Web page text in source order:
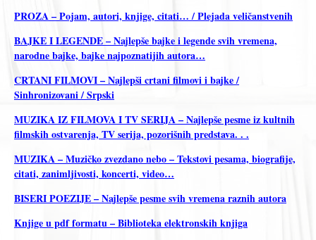
PROZA – Pojam, autori, knjige, citati… / Plejada veličanstvenih
BAJKE I LEGENDE – Najlepše bajke i legende svih vremena,
narodne bajke, bajke najpoznatijih autora…
CRTANI FILMOVI – Najlepši crtani filmovi i bajke /
Sinhronizovani / Srpski
MUZIKA IZ FILMOVA I TV SERIJA – Najlepše pesme iz kultnih
filmskih ostvarenja, TV serija, pozorišnih predstava. . .
MUZIKA – Muzičko zvezdano nebo – Tekstovi pesama, biografije,
citati, zanimljivosti, koncerti, video…
BISERI POEZIJE – Najlepše pesme svih vremena raznih autora
Knjige u pdf formatu – Biblioteka elektronskih knjiga